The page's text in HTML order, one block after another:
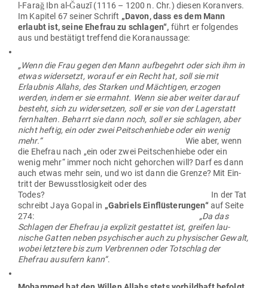
l‑Faraǧ Ibn al-Ǧauzī (1116 – 1200 n. Chr.) diesen Koranvers.
Im Kapitel 67 seiner Schrift „Davon, dass es dem Mann
erlaubt ist, seine Ehefrau zu schlagen“, führt er fol­gendes
aus und bestätigt treffend die Koranaussage:
„Wenn die Frau gegen den Mann auf­be­gehrt oder sich ihm in
etwas wider­setzt, worauf er ein Recht hat, soll sie mit
Erlaubnis Allahs, des Starken und Mäch­tigen, erzogen
werden, indem er sie ermahnt. Wenn sie aber weiter darauf
besteht, sich zu wider­setzen, soll er sie von der Lager­statt
fern­halten. Beharrt sie dann noch, soll er sie schlagen, aber
nicht heftig, ein oder zwei Peit­schen­hiebe oder ein wenig
mehr.“ Wie aber, wenn
die Ehefrau nach „ein oder zwei Peit­schen­hiebe oder ein
wenig mehr“ immer noch nicht gehorchen will? Darf es dann
auch etwas mehr sein, und wo ist dann die Grenze? Mit Ein­
tritt der Bewusst­lo­sigkeit oder des
Todes? In der Tat
schreibt Jaya Gopal in „Gabriels Ein­flüs­te­rungen“ auf Seite
274: „Da das
Schlagen der Ehefrau ja explizit gestattet ist, greifen lau­
nische Gatten neben psy­chi­scher auch zu phy­si­scher Gewalt,
wobei letztere bis zum Ver­brennen oder Tot­schlag der
Ehefrau aus­ufern kann“.